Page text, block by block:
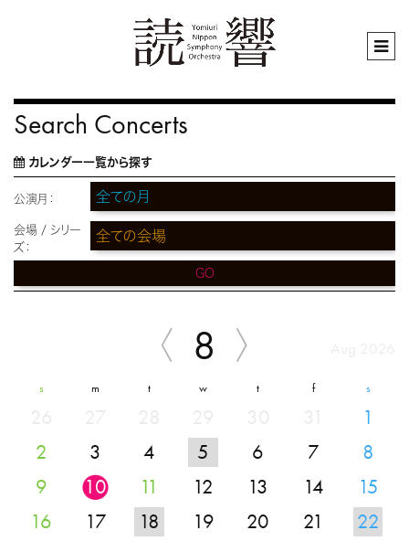
Search Concerts
カレンダー一覧から探す
公演月：
会場 / シリー
ズ：
GO
8
s m t w t f s
1
2
3 4 5 6 7
8
9
10 11 12 13 14
15
16
17 18 19 20 21
22